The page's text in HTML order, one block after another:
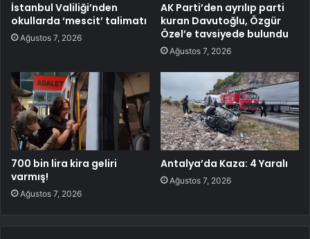
İstanbul Valiliği’nden
okullarda ‘mescit’ talimatı
Ağustos 7, 2026
AK Parti’den ayrılıp parti
kuran Davutoğlu, Özgür
Özel’e tavsiyede bulundu
Ağustos 7, 2026
700 bin lira kira geliri
varmış!
Ağustos 7, 2026
Antalya’da Kaza: 4 Yaralı
Ağustos 7, 2026